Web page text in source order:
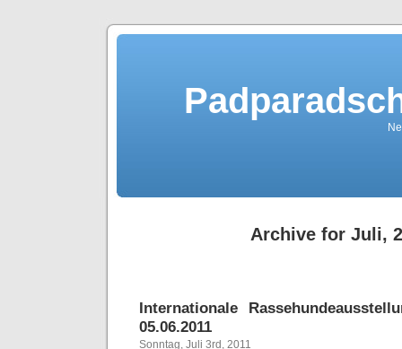
Archive for Juli,
Internationale
05.06.2011
Sonntag, Juli 3rd, 2011